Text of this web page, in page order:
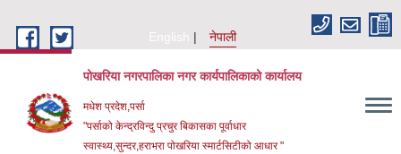
English
नेपाली
पोखरिया नगरपालिका नगर कार्यपालिकाको कार्यालय
मधेश प्रदेश,पर्सा
"पर्साको केन्द्रविन्दु प्रचुर बिकासका पूर्वाधार
स्वास्थ्य,सुन्दर,हराभरा पोखरिया स्मार्टसिटीको आधार "